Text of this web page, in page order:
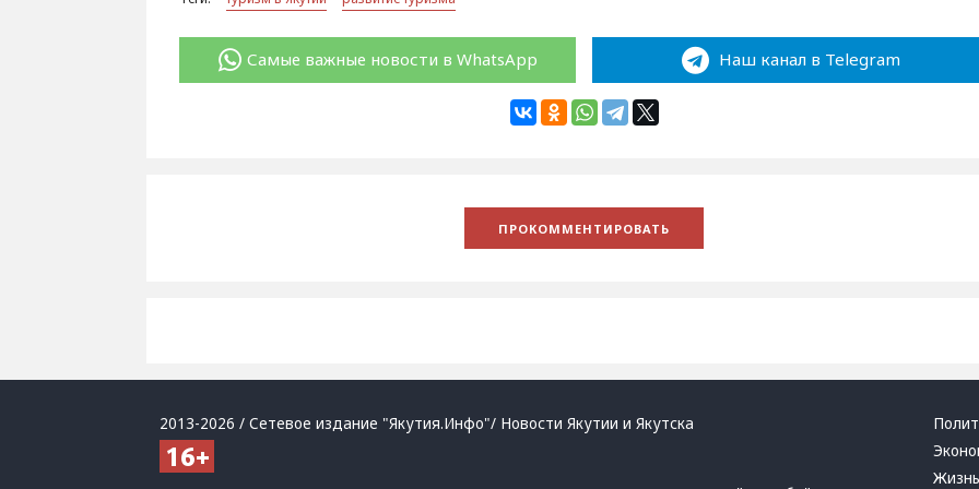
Самые важные новости в WhatsApp Наш канал в Telegram
2013-2026 / Сетевое издание "Якутия.Инфо"/ Новости Якутии и Якутска
Жизнь